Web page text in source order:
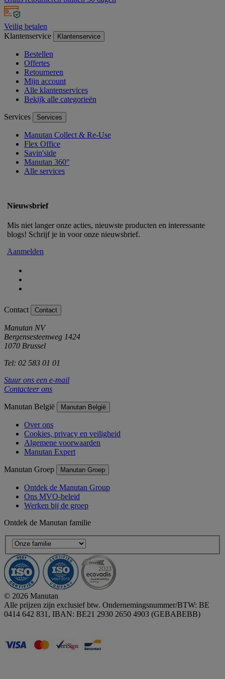
Veilig betalen
Klantenservice
Klantenservice
Bestellen
Offertes
Retourneren
Mijn account
Alle klantenservices
Bekijk alle categorieën
Services Services
Manutan Collect & Re-Use
Flex Office
Savin'side
Manutan 360°
Alle services
Nieuwsbrief
Mis niet langer onze acties, nieuwste producten en interessante
blogs! Schrijf je in voor onze nieuwsbrief.
Aanmelden
Contact Contact
Manutan NV
Bergensesteenweg 1424
1070 Brussel
Tel: 02 583 01 01
Stuur ons een e-mail
Contacteer ons
Manutan België Manutan België
Over ons
Cookies, privacy en veiligheid
Algemene voorwaarden
Manutan Expert
Manutan Groep Manutan Groep
Ontdek de Manutan Group
Ons MVO-beleid
Werken bij de groep
Ontdek de Manutan familie
© 2026 Manutan
Alle prijzen zijn exclusief btw. Ondernemingsnummer/BTW: BE
0414 642 831, IBAN: BE21 2930 2650 4903 (GEBABEBB)